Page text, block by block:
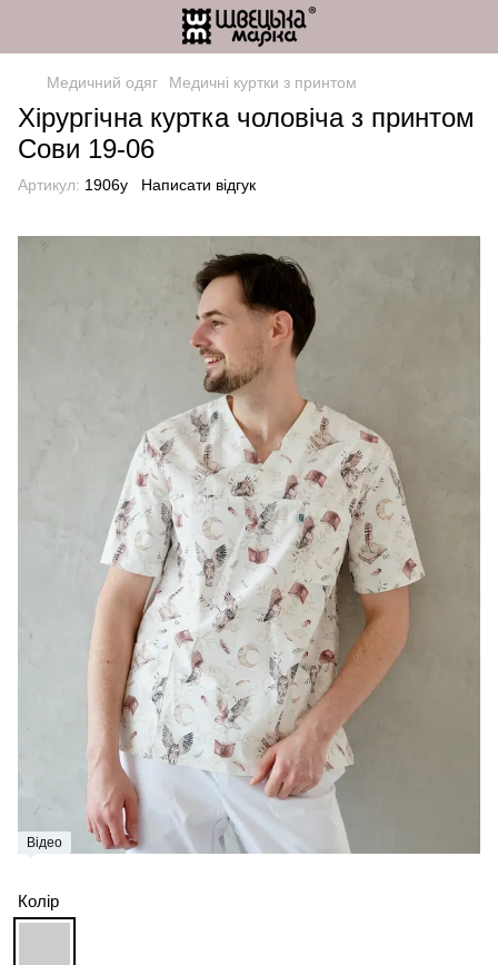
Медичний одяг Медичні куртки з принтом
Хірургічна куртка чоловіча з принтом
Сови 19-06
Артикул: 1906y Написати відгук
Відео
Колір